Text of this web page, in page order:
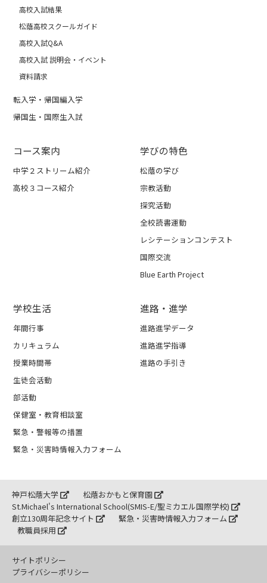
高校入試結果
松蔭高校スクールガイド
高校入試Q&A
高校入試 説明会・イベント
資料請求
転入学・帰国編入学
帰国生・国際生入試
コース案内
中学２ストリーム紹介
高校３コース紹介
学びの特色
松蔭の学び
宗教活動
探究活動
全校読書運動
レシテーションコンテスト
国際交流
Blue Earth Project
学校生活
年間行事
カリキュラム
授業時間帯
生徒会活動
部活動
保健室・教育相談室
緊急・警報等の措置
緊急・災害時情報入力フォーム
進路・進学
進路進学データ
進路進学指導
進路の手引き
神戸松蔭大学
松蔭おかもと保育園
St.Michael's International School(SMIS-E/聖ミカエル国際学校)
創立130周年記念サイト
緊急・災害時情報入力フォーム
教職員採用
サイトポリシー
プライバシーポリシー